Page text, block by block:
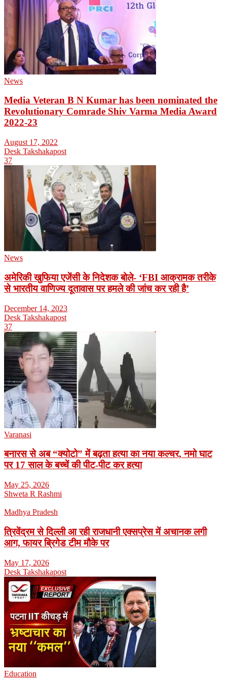
News
Media Veteran B N Kumar has been nominated the
Revolutionary Comrade Shiv Varma Media Award
2022-23
August 17, 2022
Desk Takshakapost
37
News
अमेरिकी खुफिया एजेंसी के निदेशक बोले- ‘FBI आक्रामक तरीके
से भारतीय वाणिज्य दूतावास पर हमले की जांच कर रही है’
December 14, 2023
Desk Takshakapost
37
Varanasi
बनारस से अब “क्योटो” में बढ़ता हत्या का नया कल्चर, नमो घाट
पर 17 साल के बच्चें की पीट-पीट कर हत्या
May 25, 2026
Shweta R Rashmi
Madhya Pradesh
त्रिवेंद्रम से दिल्ली आ रही राजधानी एक्सप्रेस में अचानक लगी
आग, फायर ब्रिगेड टीम मौके पर
May 17, 2026
Desk Takshakapost
Education